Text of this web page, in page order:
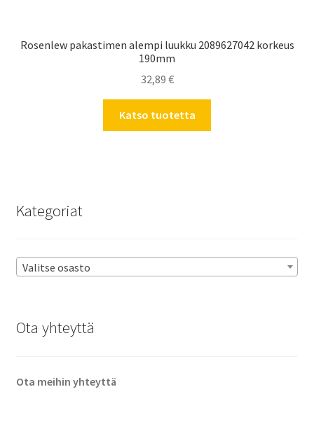
Rosenlew pakastimen alempi luukku 2089627042 korkeus
190mm
32,89 €
Katso tuotetta
Kategoriat
Valitse osasto
Ota yhteyttä
Ota meihin yhteyttä